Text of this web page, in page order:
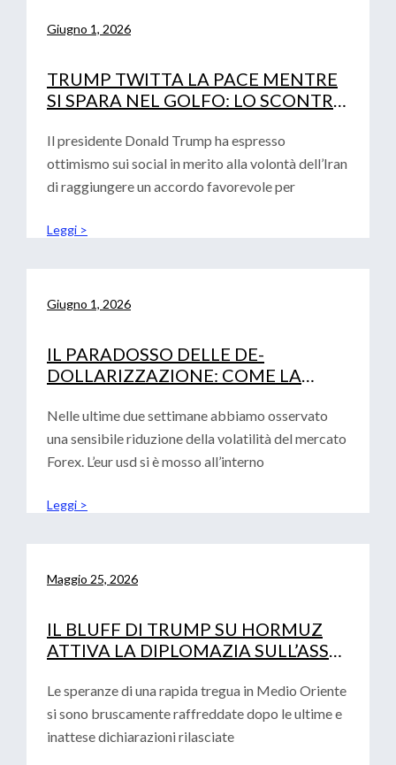
Giugno 1, 2026
TRUMP TWITTA LA PACE MENTRE
SI SPARA NEL GOLFO: LO SCONTRO
DI WARSH
Il presidente Donald Trump ha espresso
ottimismo sui social in merito alla volontà dell’Iran
di raggiungere un accordo favorevole per
Leggi >
Giugno 1, 2026
IL PARADOSSO DELLE DE-
DOLLARIZZAZIONE: COME LA
RAFFORZA IL BIGLIETTO VERDE
Nelle ultime due settimane abbiamo osservato
una sensibile riduzione della volatilità del mercato
Forex. L’eur usd si è mosso all’interno
Leggi >
Maggio 25, 2026
IL BLUFF DI TRUMP SU HORMUZ
ATTIVA LA DIPLOMAZIA SULL’ASSE
Le speranze di una rapida tregua in Medio Oriente
si sono bruscamente raffreddate dopo le ultime e
inattese dichiarazioni rilasciate